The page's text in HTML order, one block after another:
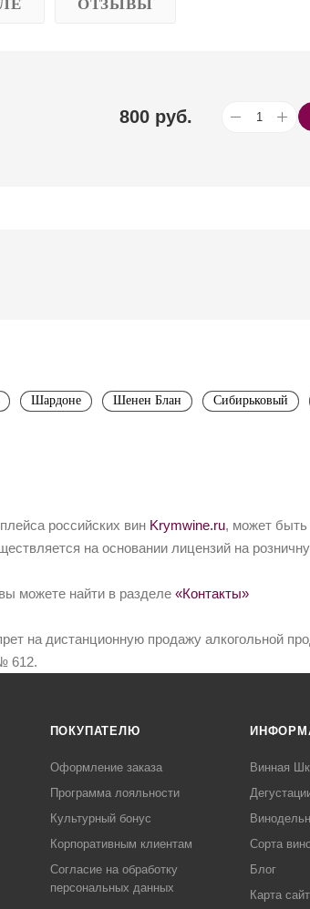
ОТЗЫВЫ
800 руб.
Шардоне Шенен Блан Сибирьковый
российских вин Krymwine.ru, может быть
на основании лицензий на
можете найти в разделе «Контакты»
на дистанционную продажу алкогольной
612.
ПОКУПАТЕЛЮ
Оформление заказа
Программа лояльности
Культурный бонус
Корпоративным клиентам
Согласие на обработку
персональных данных
Винная
Сорта
Блог
Карта